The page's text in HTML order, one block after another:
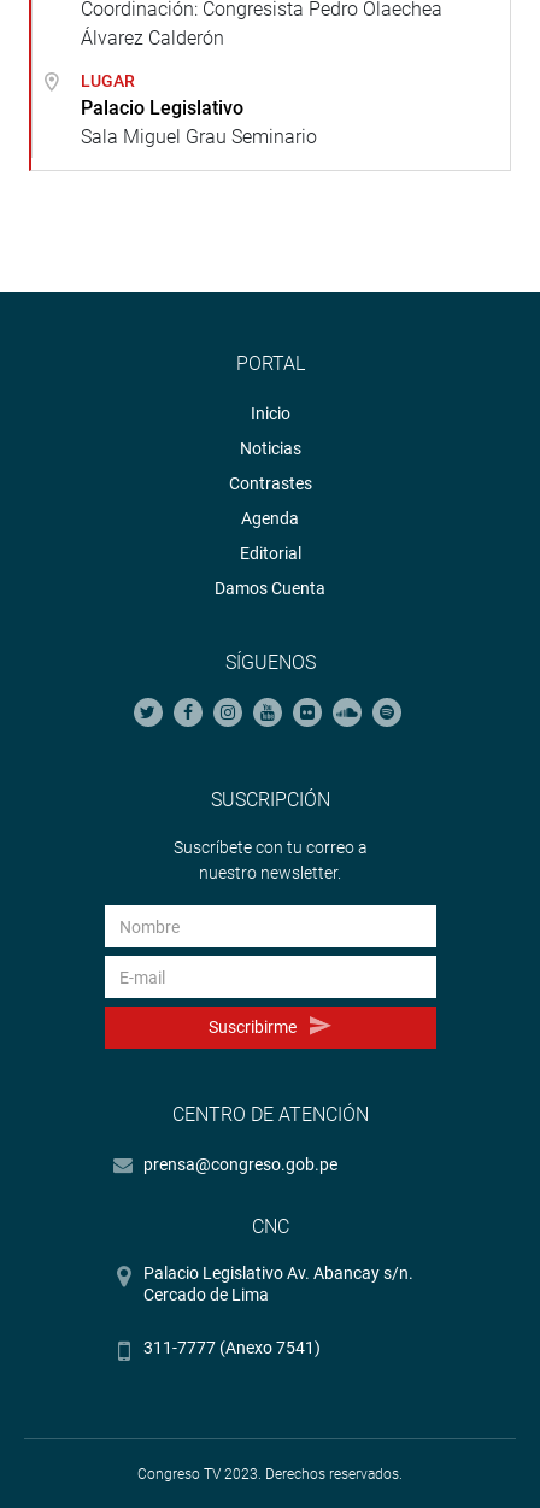
Coordinación: Congresista Pedro Olaechea
Álvarez Calderón
LUGAR
Palacio Legislativo
Sala Miguel Grau Seminario
PORTAL
Inicio
Noticias
Contrastes
Agenda
Editorial
Damos Cuenta
SÍGUENOS
SUSCRIPCIÓN
Suscríbete con tu correo a
nuestro newsletter.
Suscribirme
CENTRO DE ATENCIÓN
prensa@congreso.gob.pe
CNC
Palacio Legislativo Av. Abancay s/n.
Cercado de Lima
311-7777 (Anexo 7541)
Congreso TV 2023. Derechos reservados.